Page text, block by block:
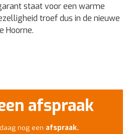
staat voor een warme
troef dus in de nieuwe
Hoorne.
afspraak
nog een afspraak.